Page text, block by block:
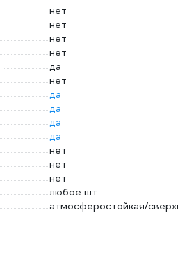
нет
нет
нет
нет
да
нет
да
да
да
да
нет
нет
нет
любое шт
атмосферостойкая/